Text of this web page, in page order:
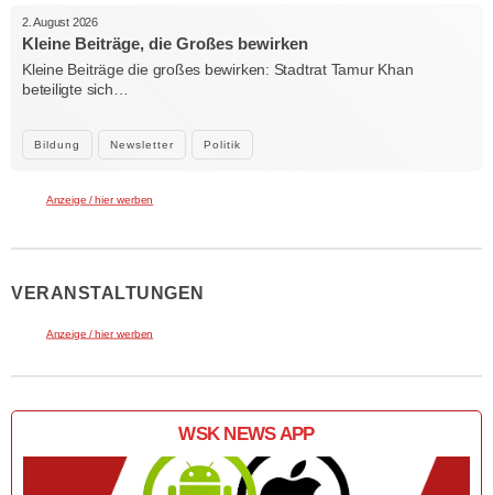
Bildung Newsletter Politik
2. August 2026
Kleine Beiträge, die Großes bewirken
Kleine Beiträge die großes bewirken: Stadtrat Tamur Khan
beteiligte sich…
Anzeige / hier werben
VERANSTALTUNGEN
Anzeige / hier werben
WSK NEWS APP